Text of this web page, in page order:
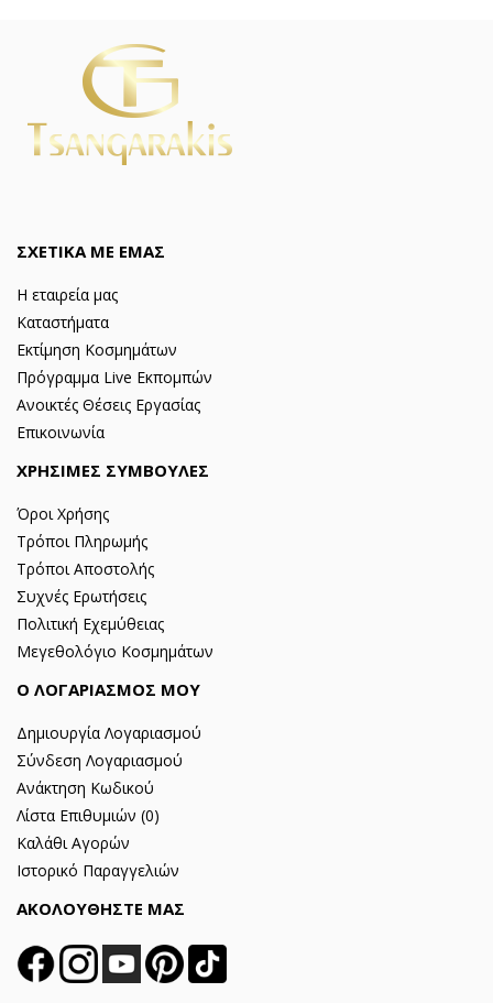
ΣΧΕΤΙΚΑ ΜΕ ΕΜΑΣ
Η εταιρεία μας
Καταστήματα
Εκτίμηση Κοσμημάτων
Πρόγραμμα Live Εκπομπών
Ανοικτές Θέσεις Εργασίας
Επικοινωνία
ΧΡΗΣΙΜΕΣ ΣΥΜΒΟΥΛΕΣ
Όροι Χρήσης
Τρόποι Πληρωμής
Τρόποι Αποστολής
Συχνές Ερωτήσεις
Πολιτική Εχεμύθειας
Μεγεθολόγιο Κοσμημάτων
Ο ΛΟΓΑΡΙΑΣΜΟΣ ΜΟΥ
Δημιουργία Λογαριασμού
Σύνδεση Λογαριασμού
Ανάκτηση Κωδικού
Λίστα Επιθυμιών (0)
Καλάθι Αγορών
Ιστορικό Παραγγελιών
ΑΚΟΛΟΥΘΗΣΤΕ ΜΑΣ